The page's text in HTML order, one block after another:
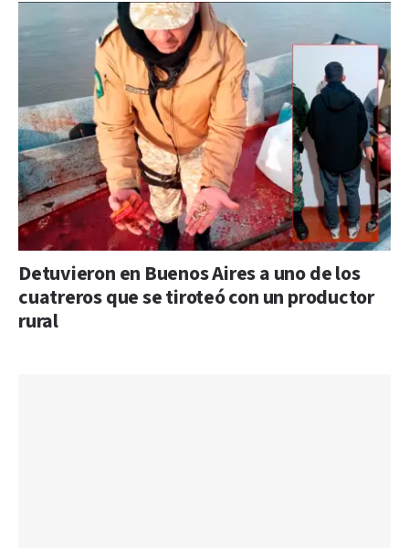
Detuvieron en Buenos Aires a uno de los
cuatreros que se tiroteó con un productor
rural